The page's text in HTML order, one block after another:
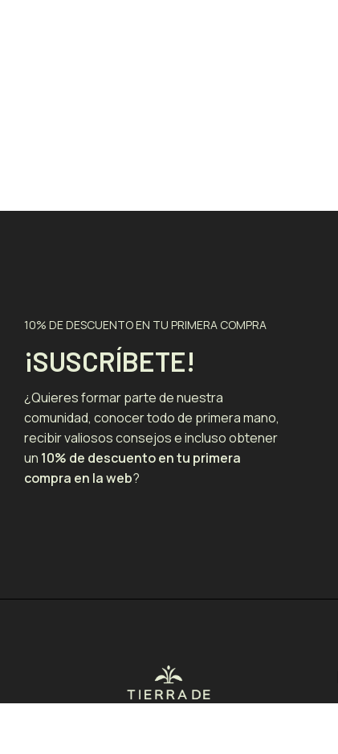
10% DE DESCUENTO EN TU PRIMERA COMPRA
¡SUSCRÍBETE!
¿Quieres formar parte de nuestra
comunidad, conocer todo de primera mano,
recibir valiosos consejos e incluso obtener
un 10% de descuento en tu primera
compra en la web?